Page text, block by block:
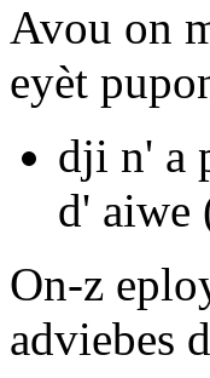
Avou on
eyèt
dji n' a
d' aiwe
On-z
adviebes